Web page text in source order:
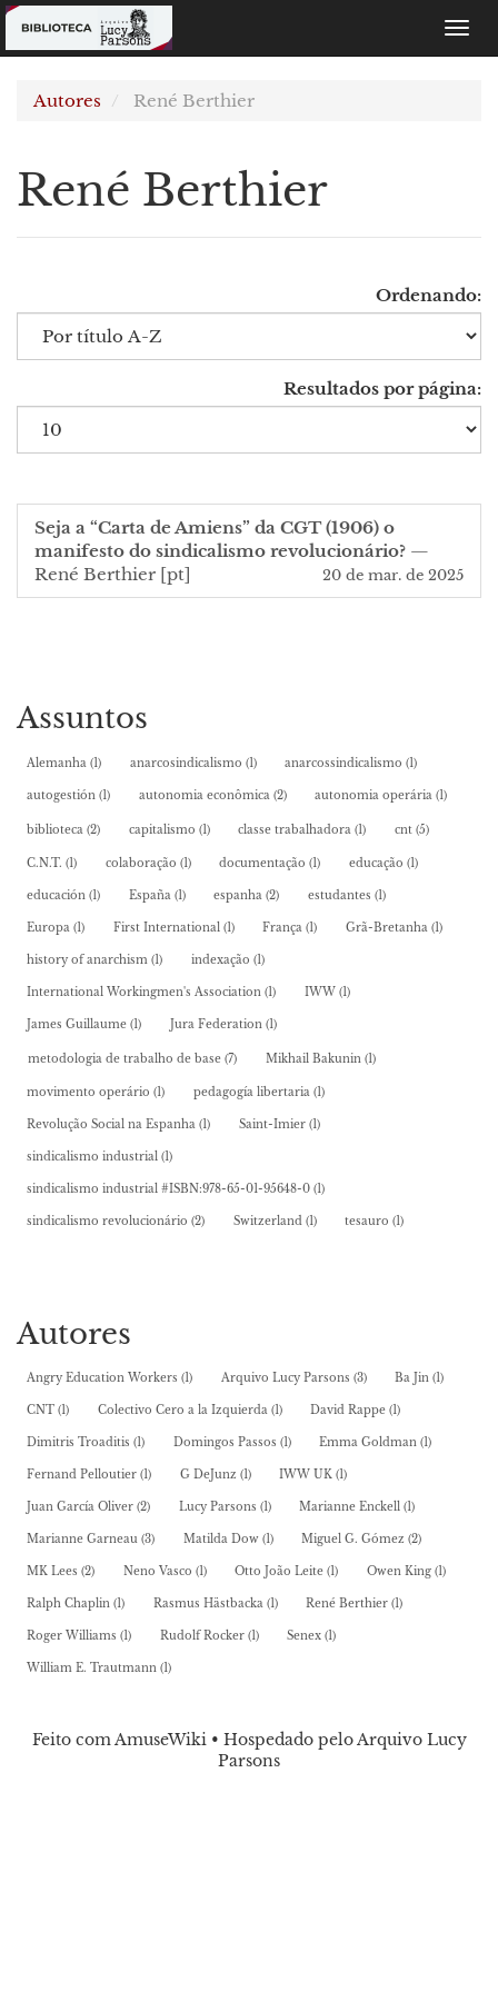
Autores René Berthier
René Berthier
Ordenando:
Resultados por página:
Seja a “Carta de Amiens” da CGT (1906) o
manifesto do sindicalismo revolucionário? —
René Berthier [pt] 20 de mar. de 2025
Assuntos
Alemanha (1) anarcosindicalismo (1) anarcossindicalismo (1)
autogestión (1) autonomia econômica (2) autonomia operária (1)
biblioteca (2) capitalismo (1) classe trabalhadora (1) cnt (5)
C.N.T. (1) colaboração (1) documentação (1) educação (1)
educación (1) España (1) espanha (2) estudantes (1)
Europa (1) First International (1) França (1) Grã-Bretanha (1)
history of anarchism (1) indexação (1)
International Workingmen's Association (1) IWW (1)
James Guillaume (1) Jura Federation (1)
metodologia de trabalho de base (7) Mikhail Bakunin (1)
movimento operário (1) pedagogía libertaria (1)
Revolução Social na Espanha (1) Saint-Imier (1)
sindicalismo industrial (1)
sindicalismo industrial #ISBN:978-65-01-95648-0 (1)
sindicalismo revolucionário (2) Switzerland (1) tesauro (1)
Autores
Angry Education Workers (1) Arquivo Lucy Parsons (3) Ba Jin (1)
CNT (1) Colectivo Cero a la Izquierda (1) David Rappe (1)
Dimitris Troaditis (1) Domingos Passos (1) Emma Goldman (1)
Fernand Pelloutier (1) G DeJunz (1) IWW UK (1)
Juan García Oliver (2) Lucy Parsons (1) Marianne Enckell (1)
Marianne Garneau (3) Matilda Dow (1) Miguel G. Gómez (2)
MK Lees (2) Neno Vasco (1) Otto João Leite (1) Owen King (1)
Ralph Chaplin (1) Rasmus Hästbacka (1) René Berthier (1)
Roger Williams (1) Rudolf Rocker (1) Senex (1)
William E. Trautmann (1)
Feito com AmuseWiki • Hospedado pelo Arquivo Lucy
Parsons